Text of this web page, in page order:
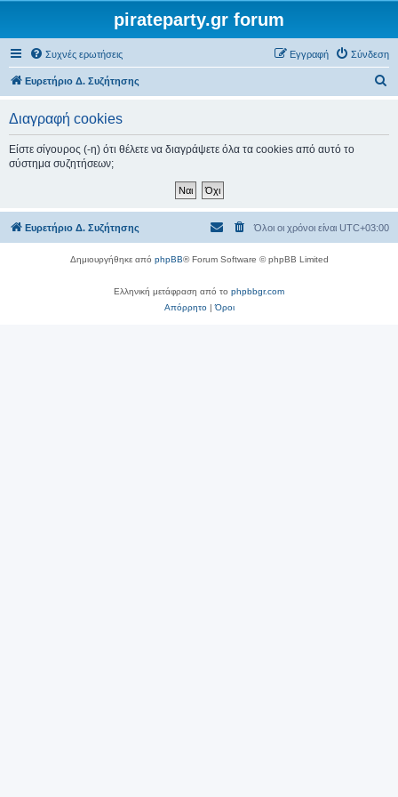
pirateparty.gr forum
Συχνές ερωτήσεις Σύνδεση
Εγγραφή
Ευρετήριο Δ. Συζήτησης
σ
Διαγραφή cookies
Είστε σίγουρος (-η) ότι θέλετε να διαγράψετε όλα τα cookies από αυτό το
σύστημα συζητήσεων;
Ευρετήριο Δ. Συζήτησης Όλοι οι χρόνοι είναι UTC+03:00
Δημιουργήθηκε από phpBB® Forum Software © phpBB Limited
Ελληνική μετάφραση από το phpbbgr.com
Απόρρητο|Όροι